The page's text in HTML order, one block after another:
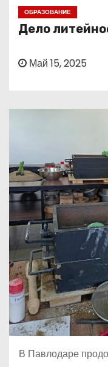
ОБРАЗОВАНИЕ
Дело
Май 15, 2025
В Павлодаре